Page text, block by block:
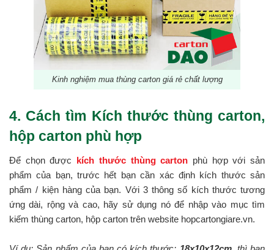
Kinh nghiệm mua thùng carton giá rẻ chất lượng
4. Cách tìm Kích thước thùng carton,
hộp carton phù hợp
Để chọn được kích thước thùng carton phù hợp với sản
phẩm của bạn, trước hết bạn cần xác định kích thước sản
phẩm / kiện hàng của bạn. Với 3 thông số kích thước tương
ứng dài, rộng và cao, hãy sử dụng nó để nhập vào mục tìm
kiếm thùng carton, hộp carton trên website hopcartongiare.vn.